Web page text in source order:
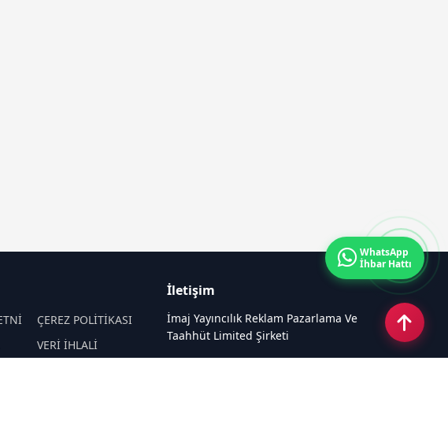
ÇEREZ POLİTİKASI
VERİ İHLALİ
İletişim
İmaj Yayıncılık Reklam Pazarlama Ve
Taahhüt Limited Şirketi
WhatsApp
İhbar Hattı